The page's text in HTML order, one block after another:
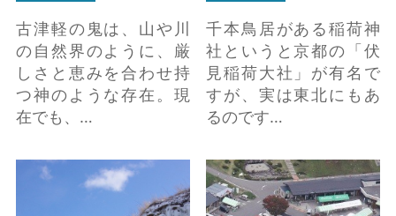
古津軽の鬼は、山や川
の自然界のように、厳
しさと恵みを合わせ持
つ神のような存在。現
在でも、…
千本鳥居がある稲荷神
社というと京都の「伏
見稲荷大社」が有名で
すが、実は東北にもあ
るのです…
千畳敷海岸 の詳細はこ
道の駅「なみおか」ア
ップルヒル の詳細はこ
ちら